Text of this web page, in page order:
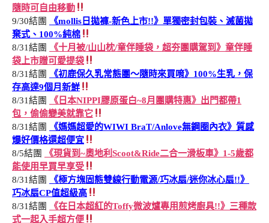
隨時可自由移動
9/30結團
《mollis日拋褲-新色上市!!》單獨密封包裝、滅菌拋
棄式、100%純棉
8/31結團
《十月被/山山枕/童伴睡袋，超夯團購駕到》童伴睡
袋上市贈可愛提袋
8/31結團
《初鹿保久乳常態團～隨時來買唷》100%生乳，保
存高達9個月新鮮
8/31結團
《日本NIPPI膠原蛋白~8月團購特惠》出門都帶1
包，偷偷變美就靠它
8/31結團
《媽媽超愛的WIWI BraT/Anlove無鋼圈內衣》質感
爆好價格還超便宜
8/5結團
《現貨到~奧地利Scoot&Ride二合一滑板車》1-5歲都
能使用早買早享受
8/31結團
《極方塊固態雙線行動電源/巧冰扇/迷你冰心扇!!》
巧冰扇CP值超級高
8/31結團
《在日本超紅的Toffy微波爐專用煎烤廚具!!》三種款
式一起入手超方便